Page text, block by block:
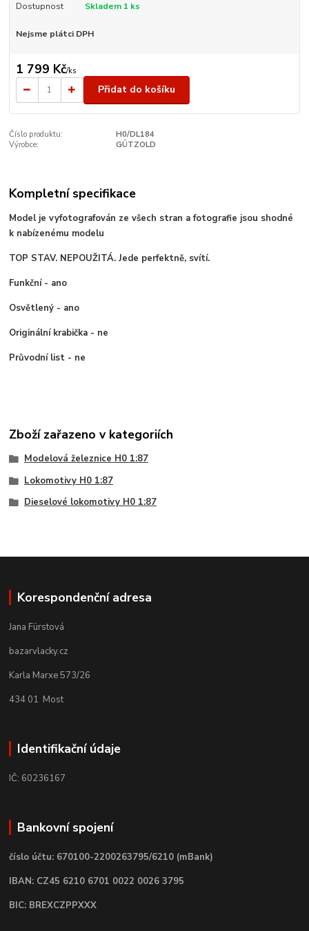
Dostupnost Skladem 1 ks
Nejsme plátci DPH
1 799 Kč/ks
Přidat do košíku
Číslo produktu:
H0/DL184
Výrobce:
GÜTZOLD
Kompletní specifikace
Model je vyfotografován ze všech stran a fotografie jsou shodné
k nabízenému modelu
TOP STAV. NEPOUŽITÁ. Jede perfektně, svítí.
Funkční - ano
Osvětlený - ano
Originální krabička - ne
Průvodní list - ne
Zboží zařazeno v kategoriích
Modelová železnice H0 1:87
Lokomotivy H0 1:87
Dieselové lokomotivy H0 1:87
Korespondenční adresa
Jana Fürstová
bazarvlacky.cz
Karla Marxe 573/26
434 01 Most
Identifikační údaje
IČ: 60236167
Bankovní spojení
číslo účtu: 670100-2200263795/6210 (mBank)
IBAN: CZ45 6210 6701 0022 0026 3795
BIC: BREXCZPPXXX